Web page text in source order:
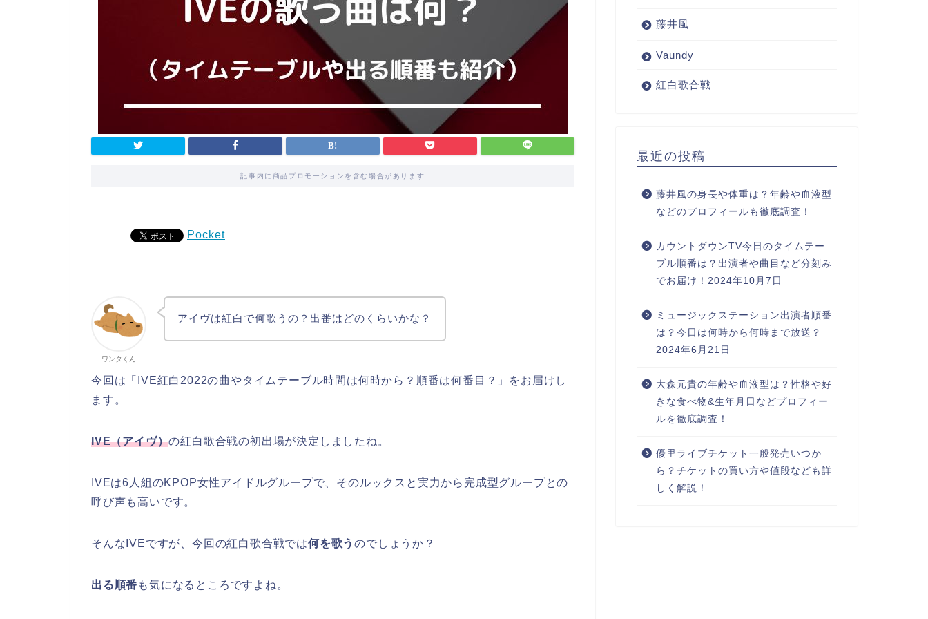
記事内に商品プロモーションを含む場合があります
Pocket
ワンタくん
アイヴは紅白で何歌うの？出番はどのくらいかな？
今回は「IVE紅白2022の曲やタイムテーブル時間は何時から？順番は何番目？」をお届けし
ます。
IVE（アイヴ）の紅白歌合戦の初出場が決定しましたね。
IVEは6人組のKPOP女性アイドルグループで、そのルックスと実力から完成型グループとの
呼び声も高いです。
そんなIVEですが、今回の紅白歌合戦では何を歌うのでしょうか？
出る順番 も気になるところですよね。
藤井風
Vaundy
紅白歌合戦
最近の投稿
藤井風の身長や体重は？年齢や血液型
などのプロフィールも徹底調査！
カウントダウンTV今日のタイムテー
ブル順番は？出演者や曲目など分刻み
でお届け！2024年10月7日
ミュージックステーション出演者順番
は？今日は何時から何時まで放送？
2024年6月21日
大森元貴の年齢や血液型は？性格や好
きな食べ物&生年月日などプロフィー
ルを徹底調査！
優里ライブチケット一般発売いつか
ら？チケットの買い方や値段なども詳
しく解説！